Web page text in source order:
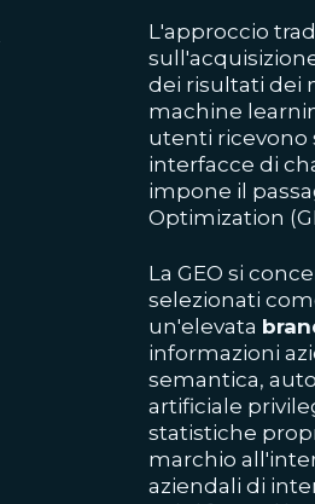
L'approccio
dei risultati dei
machine
utenti
interfacce di
impone il
Optimization
La GEO si
selezionati
un'elevata
informazioni
semantica,
artificiale
statistiche
marchio
aziendali di